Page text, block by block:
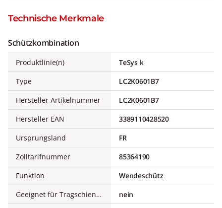
Technische Merkmale
Schützkombination
Produktlinie(n)
TeSys k
Type
LC2K0601B7
Hersteller Artikelnummer
LC2K0601B7
Hersteller EAN
3389110428520
Ursprungsland
FR
Zolltarifnummer
85364190
Funktion
Wendeschütz
Geeignet für Tragschienenmontage
nein